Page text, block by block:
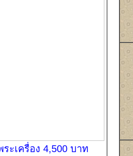
ะเครื่อง 4,500 บาท